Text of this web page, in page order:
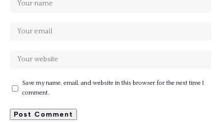
Save my name, email, and website in this browser for the next time I
comment.